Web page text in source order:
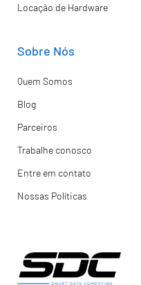
Locação de Hardware
Sobre Nós
Quem Somos
Blog
Parceiros
Trabalhe conosco
Entre em contato
Nossas Políticas